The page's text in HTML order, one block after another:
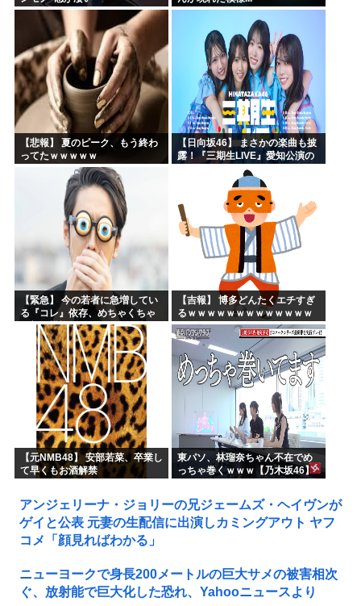
【悲報】 夏のピーク、もう終わ
ってたｗｗｗｗｗ
【日向坂46】 まさかの楽曲も披
露！『三期生LIVE』愛知公演の
【緊急】 今の若者に急増してい
る『コレ』依存、めちゃくちゃ
深刻な模様w w w w w w w w w w
【吉報】 博多どんたくエチすぎ
るｗｗｗｗｗｗｗｗｗｗｗｗｗ
ｗｗ
【元NMB48】 安部若菜、卒業し
て早くもお酒解禁
東パソ、林瑠奈ちゃん不在でめ
っちゃ巻くｗｗｗ【乃木坂46】
アンジェリーナ・ジョリーの兄ジェームズ・ヘイヴンが
ゲイと公表 元妻の生配信に出演しカミングアウト ヤフ
コメ「顔見ればわかる」
ニューヨークで身長200メートルの巨大サメの被害相次
ぐ、放射能で巨大化した恐れ、Yahooニュースより